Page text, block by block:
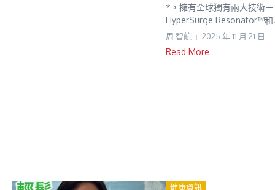
*，擁有全球獨有兩大技術－
HyperSurge Resonator™和
周 智航 2025 年 11 月 21 日
Read More
健康資訊